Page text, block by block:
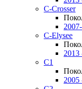
C-Crosser
C-Elysee
2013
C1
2005